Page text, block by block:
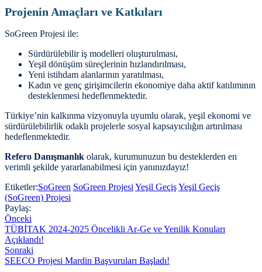
Projenin Amaçları ve Katkıları
SoGreen Projesi ile:
Sürdürülebilir iş modelleri oluşturulması,
Yeşil dönüşüm süreçlerinin hızlandırılması,
Yeni istihdam alanlarının yaratılması,
Kadın ve genç girişimcilerin ekonomiye daha aktif katılımının
desteklenmesi hedeflenmektedir.
Türkiye’nin kalkınma vizyonuyla uyumlu olarak, yeşil ekonomi ve
sürdürülebilirlik odaklı projelerle sosyal kapsayıcılığın artırılması
hedeflenmektedir.
Refero Danışmanlık olarak, kurumunuzun bu desteklerden en
verimli şekilde yararlanabilmesi için yanınızdayız!
Etiketler:SoGreen SoGreen Projesi Yeşil GeçişYeşil Geçiş
(SoGreen) Projesi
Paylaş:
Önceki
TÜBİTAK 2024-2025 Öncelikli Ar-Ge ve Yenilik Konuları
Açıklandı!
Sonraki
SEECO Projesi Mardin Başvuruları Başladı!